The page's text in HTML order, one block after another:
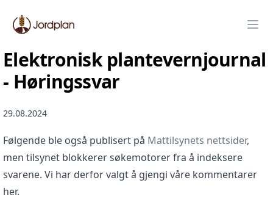
Jordplan
Elektronisk plantevernjournal
- Høringssvar
29.08.2024
Følgende ble også publisert på Mattilsynets nettsider,
men tilsynet blokkerer søkemotorer fra å indeksere
svarene. Vi har derfor valgt å gjengi våre kommentarer
her.